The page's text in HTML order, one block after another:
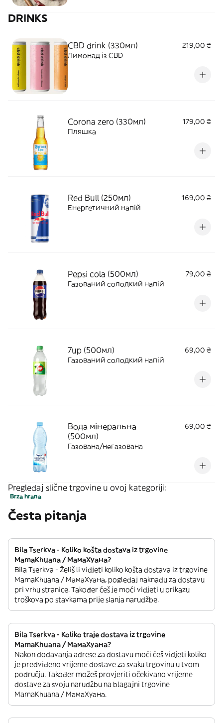
DRINKS
CBD drink (330мл)
219,00 ₴
Лимонад із CBD
Corona zero (330мл)
179,00 ₴
Пляшка
Red Bull (250мл)
169,00 ₴
Енергетичний напій
Pepsi cola (500мл)
79,00 ₴
Газований солодкий напій
7up (500мл)
69,00 ₴
Газований солодкий напій
Вода мінеральна
(500мл)
69,00 ₴
Газована/негазована
Pregledaj slične trgovine u ovoj kategoriji:
Brza hrana
Česta pitanja
Bila Tserkva - Koliko košta dostava iz trgovine
MamaKhuana / МамаХуана?
Bila Tserkva - Želiš li vidjeti koliko košta dostava iz trgovine
MamaKhuana / МамаХуана, pogledaj naknadu za dostavu
pri vrhu stranice. Također ćeš je moći vidjeti u prikazu
troškova po stavkama prije slanja narudžbe.
Bila Tserkva - Koliko traje dostava iz trgovine
MamaKhuana / МамаХуана?
Nakon dodavanja adrese za dostavu moći ćeš vidjeti koliko
je predviđeno vrijeme dostave za svaku trgovinu u tvom
području. Također možeš provjeriti očekivano vrijeme
dostave za svoju narudžbu na blagajni trgovine
MamaKhuana / МамаХуана.